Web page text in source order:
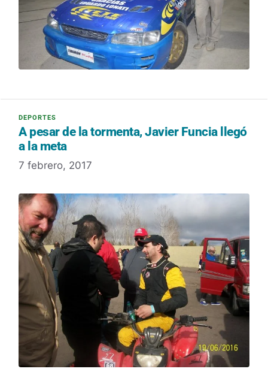
A pesar de la tormenta, Javier Funcia llegó
a la meta
7 febrero, 2017